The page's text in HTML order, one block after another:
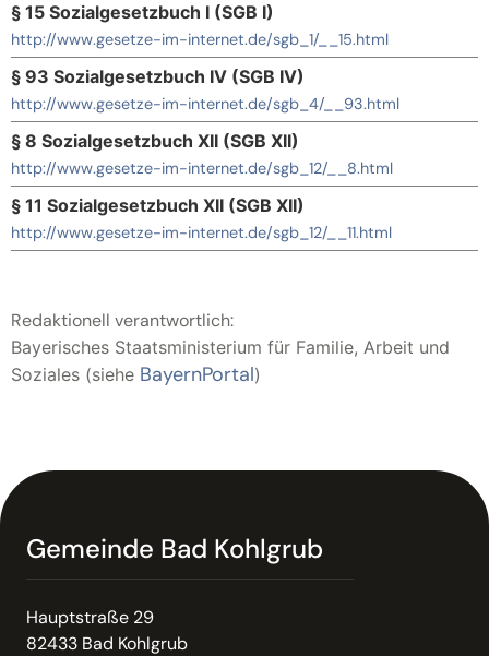
§ 15 Sozialgesetzbuch I (SGB I)
http://www.gesetze-im-internet.de/sgb_1/__15.html
§ 93 Sozialgesetzbuch IV (SGB IV)
http://www.gesetze-im-internet.de/sgb_4/__93.html
§ 8 Sozialgesetzbuch XII (SGB XII)
http://www.gesetze-im-internet.de/sgb_12/__8.html
§ 11 Sozialgesetzbuch XII (SGB XII)
http://www.gesetze-im-internet.de/sgb_12/__11.html
Redaktionell verantwortlich:
Bayerisches Staatsministerium für Familie, Arbeit und
Soziales (siehe BayernPortal)
Gemeinde Bad Kohlgrub
Hauptstraße 29
82433 Bad Kohlgrub